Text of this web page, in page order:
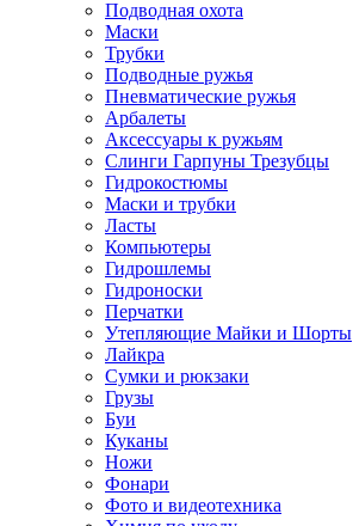
Подводная охота
Маски
Трубки
Подводные ружья
Пневматические ружья
Арбалеты
Аксессуары к ружьям
Слинги Гарпуны Трезубцы
Гидрокостюмы
Маски и трубки
Ласты
Компьютеры
Гидрошлемы
Гидроноски
Перчатки
Утепляющие Майки и Шорты
Лайкра
Сумки и рюкзаки
Грузы
Буи
Куканы
Ножи
Фонари
Фото и видеотехника